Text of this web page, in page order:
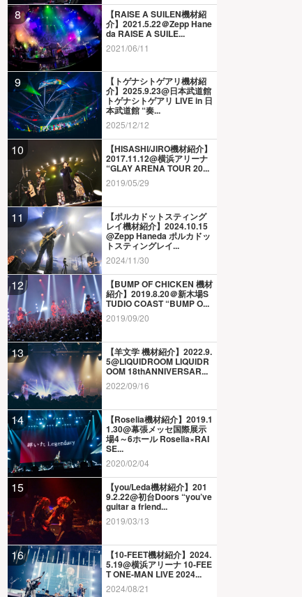
8 【RAISE A SUILEN機材紹
介】2021.5.22＠Zepp Hane
da RAISE A SUILE...
2021/06/11
9 【トゲナシトゲアリ機材紹
介】2025.9.23@日本武道館
トゲナシトゲアリ LIVE in 日
本武道館 “奏...
2025/12/12
10 【HISASHI/JIRO機材紹介】
2017.11.12@横浜アリーナ
“GLAY ARENA TOUR 20...
2019/05/29
11 【ポルカドットスティング
レイ機材紹介】2024.10.15
@Zepp Haneda ポルカドッ
トスティングレイ...
2024/11/30
12 【BUMP OF CHICKEN 機材
紹介】2019.8.20＠新木場S
TUDIO COAST “BUMP O...
2019/09/20
13 【羊文学 機材紹介】2022.9.
5@LIQUIDROOM LIQUIDR
OOM 18thANNIVERSAR...
2022/09/16
14 【Roselia機材紹介】2019.1
1.30@幕張メッセ国際展示
場4～6ホール Roselia×RAI
SE...
2020/02/04
15 【you/Leda機材紹介】201
9.2.22@初台Doors “you’ve
guitar a friend...
2019/03/13
16 【10-FEET機材紹介】2024.
5.19@横浜アリーナ 10-FEE
T ONE-MAN LIVE 2024...
2024/08/21